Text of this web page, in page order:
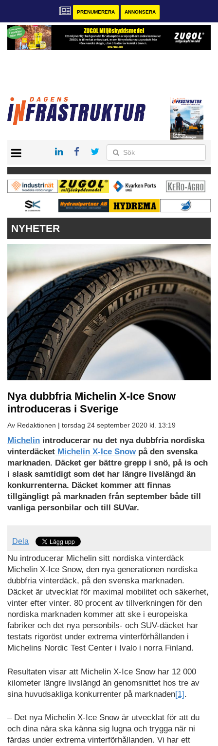
PRENUMERERA ANNONSERA
KONTAKT
VÅRA ANDRA MAGASIN
PRENUMERERA
ANNONSERA
NYHETER
Nya dubbfria Michelin X-Ice Snow
introduceras i Sverige
Av Redaktionen | torsdag 24 september 2020 kl. 13:19
Michelin introducerar nu det nya dubbfria nordiska
vinterdäcket Michelin X-Ice Snow på den svenska
marknaden. Däcket ger bättre grepp i snö, på is och
i slask samtidigt som det har längre livslängd än
konkurrenterna. Däcket kommer att finnas
tillgängligt på marknaden från september både till
vanliga personbilar och till SUVar.
Dela
Nu introducerar Michelin sitt nordiska vinterdäck
Michelin X-Ice Snow, den nya generationen nordiska
dubbfria vinterdäck, på den svenska marknaden.
Däcket är utvecklat för maximal mobilitet och säkerhet,
vinter efter vinter. 80 procent av tillverkningen för den
nordiska marknaden kommer att ske i europeiska
fabriker och det nya personbils- och SUV-däcket har
testats rigoröst under extrema vinterförhållanden i
Michelins Nordic Test Center i Ivalo i norra Finland.
Resultaten visar att Michelin X-Ice Snow har 12 000
kilometer längre livslängd än genomsnittet hos tre av
sina huvudsakliga konkurrenter på marknaden[1].
– Det nya Michelin X-Ice Snow är utvecklat för att du
och dina nära ska känna sig lugna och trygga när ni
färdas under extrema vinterförhållanden. Vi har ett